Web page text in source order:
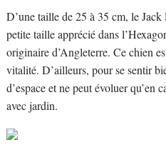
D’une taille de 25 à 35 cm, le
petite taille apprécié dans
originaire d’Angleterre. Ce chien
vitalité. D’ailleurs, pour se sentir
d’espace et ne peut évoluer qu’en
avec jardin.